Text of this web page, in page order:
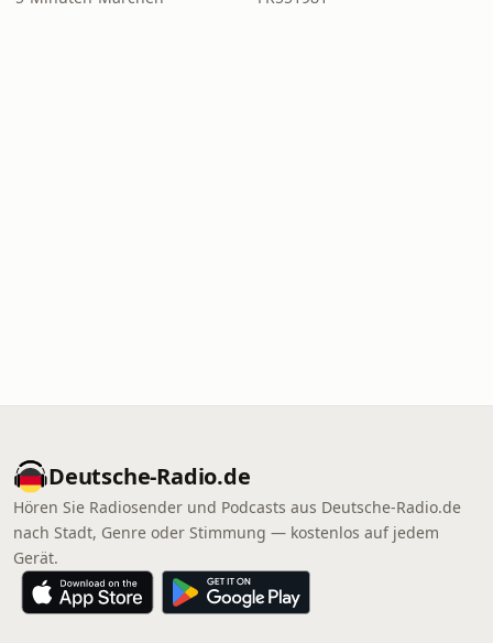
Deutsche-Radio.de
Hören Sie Radiosender und Podcasts aus Deutsche-Radio.de
nach Stadt, Genre oder Stimmung — kostenlos auf jedem
Gerät.